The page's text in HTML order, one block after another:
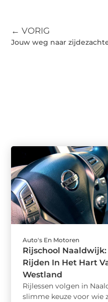
← VORIG
Jouw weg naar
Auto's En Motoren
Rijschool Naaldwijk:
Rijden In Het Hart
Westland
Rijlessen volgen in
slimme keuze voor wie